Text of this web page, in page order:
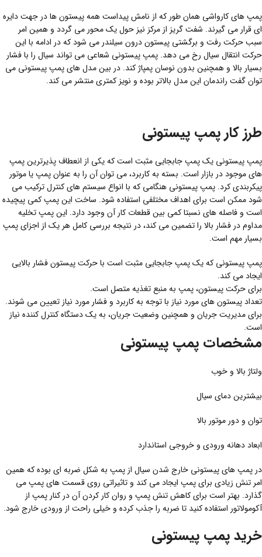
پمپ های کارواشی همان طور که از نامش پیداست همه پیستون ها در جهت دایره
ای قرار می گیرند. شفت گریز از مرکز نیز حول یک محور می گردد و همین امر
سبب حرکت رفت و برگشتی پیستون درون سیلندر می شود که در ادامه با این
حرکت انتقال سیال رخ می دهد. پمپ پیستونی شعاعی می تواند سیال را با فشار
بسیار بالا و همچنین بدون نوسان پمپاژ کند. در بین مدل های پمپ پیستونی می
توان گفت راندمان این مدل بالاتر بوده و نویز کمتری منتشر می کند.
طرز کار پمپ پیستونی
پمپ پیستونی یک پمپ جابجایی مثبت است که یکی از انعطاف پذیرترین پمپ
های موجود در بازار است. بسته به کاربرد، می توان آن را به عنوان پمپ یا موتور
پیکربندی کرد. پمپ پیستونی هنگامی که با انواع سیستم های کنترل ترکیب می
شود ممکن است برای اهداف مختلفی استفاده شود. ساخت این پمپ کمی پیچیده
است و فاصله های نسبتا کمی بین قطعات کار آن وجود دارد. این پمپ تخلیه
مداوم در فشار بالا را تضمین می کند، در نتیجه بررسی کامل هر یک از اجزای پمپ
بسیار مهم است.
پمپ پیستونی که یک پمپ جابجایی مثبت است با حرکت پیستون فشار بالایی
ایجاد می کند.
برای حرکت پیستون، پمپ به منبع تغذیه متصل است.
تعداد پیستون های مورد نیاز با توجه به کاربرد و فشار مورد نیاز تعیین می شوند.
برای مدیریت جریان و همچنین وضعیت جریان، به یک دستگاه کنترل کننده نیاز
است.
مشخصات پمپ پیستونی
ولتاژ بالا و خوب
بیشترین دمای سیال
توان و دور موتور بالا
ابعاد دهانه ورودی و خروجی استاندارد
در پمپ های پیستونی خارج شدن سیال از پمپ به شکل ضربه ای بوده که همین
امر تنش زیادی برای پمپ ایجاد می کند و تاثیراتی روی قسمت های پمپ می
گذارد. بهتر است برای کاهش تنش پمپ و روان کار کردن آن در كنار پمپ از
آکومولاتور استفاده کنید تا ضربه را جذب کرده و خیلی راحت از ورودی خارج شود.
خرید پمپ پیستونی